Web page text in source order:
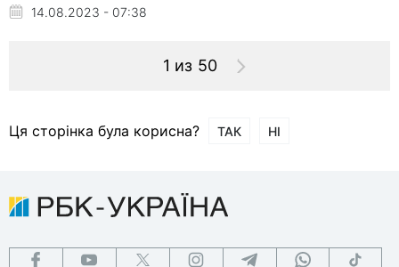
14.08.2023 - 07:38
1 из 50
Ця сторінка була корисна? ТАК НІ